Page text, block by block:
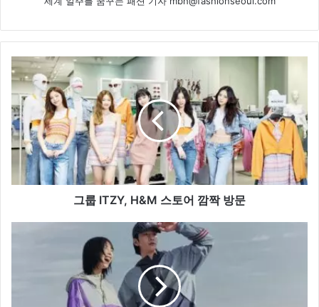
그
룹
ITZY,
H&M
스
토
어
짝
그룹 ITZY, H&M 스토어 깜짝 방문